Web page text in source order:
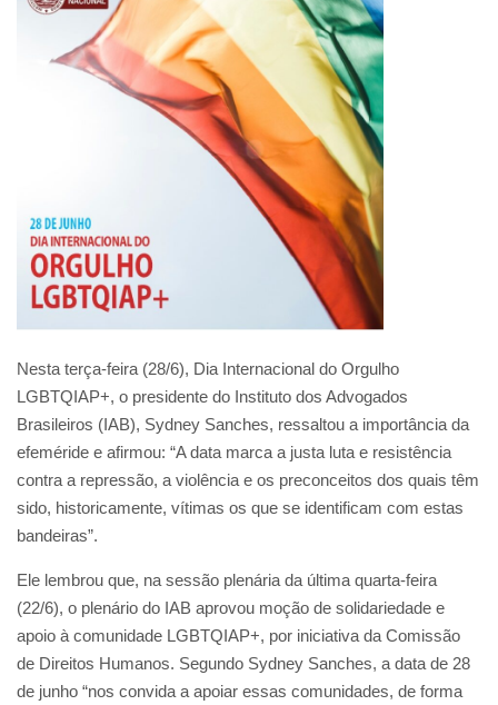
Nesta terça-feira (28/6), Dia Internacional do Orgulho
LGBTQIAP+, o presidente do Instituto dos Advogados
Brasileiros (IAB), Sydney Sanches, ressaltou a importância da
efeméride e afirmou: “A data marca a justa luta e resistência
contra a repressão, a violência e os preconceitos dos quais têm
sido, historicamente, vítimas os que se identificam com estas
bandeiras”.
Ele lembrou que, na sessão plenária da última quarta-feira
(22/6), o plenário do IAB aprovou moção de solidariedade e
apoio à comunidade LGBTQIAP+, por iniciativa da Comissão
de Direitos Humanos. Segundo Sydney Sanches, a data de 28
de junho “nos convida a apoiar essas comunidades, de forma